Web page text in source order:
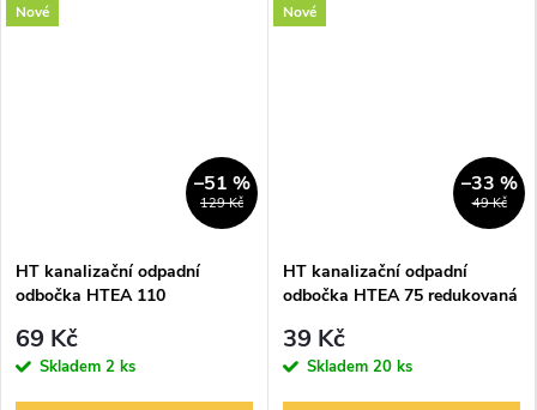
Nové
129 Kč
–51 %
HT kanalizační odpadní
odbočka HTEA 110
69 Kč
Skladem 2 ks
Nové
49 Kč
–33 %
HT kanalizační odpadní
odbočka HTEA 75 redukovaná
39 Kč
Skladem 20 ks